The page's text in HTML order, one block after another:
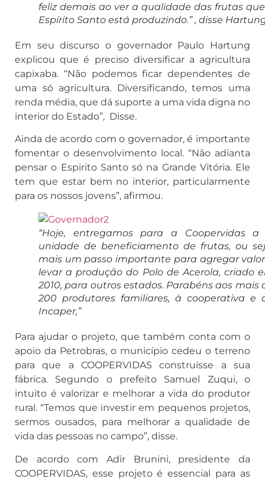
feliz demais ao ver a qualidade das frutas
Espírito Santo está produzindo.” , disse
Em seu discurso o governador Paulo Hartung
explicou que é preciso diversificar a agricultura
capixaba. “Não podemos ficar dependentes de
uma só agricultura. Diversificando, temos uma
renda média, que dá suporte a uma vida digna no
interior do Estado”, Disse.
Ainda de acordo com o governador, é importante
fomentar o desenvolvimento local. “Não adianta
pensar o Espirito Santo só na Grande Vitória. Ele
tem que estar bem no interior, particularmente
para os nossos jovens”, afirmou.
“Hoje, entregamos para a Coopervidas a
unidade de beneficiamento de frutas, ou
mais um passo importante para agregar
levar a produção do Polo de Acerola, criado
2010, para outros estados. Parabéns aos mais
200 produtores familiares, à cooperativa e
Incaper,”
Para ajudar o projeto, que também conta com o
apoio da Petrobras, o município cedeu o terreno
para que a COOPERVIDAS construísse a sua
fábrica. Segundo o prefeito Samuel Zuqui, o
intuito é valorizar e melhorar a vida do produtor
rural. “Temos que investir em pequenos projetos,
sermos ousados, para melhorar a qualidade de
vida das pessoas no campo”, disse.
De acordo com Adir Brunini, presidente da
COOPERVIDAS, esse projeto é essencial para as